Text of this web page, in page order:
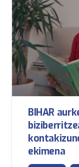
BIHAR
ekimena